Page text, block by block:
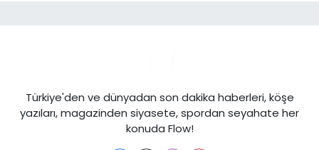
Türkiye'den ve dünyadan son dakika haberleri, köşe
yazıları, magazinden siyasete, spordan seyahate her
konuda Flow!